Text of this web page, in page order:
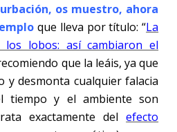
os muestro, ahora
que lleva por título: “La
los lobos: así cambiaron el
que la leáis, ya que
y desmonta cualquier falacia
tiempo y el ambiente son
exactamente delefecto